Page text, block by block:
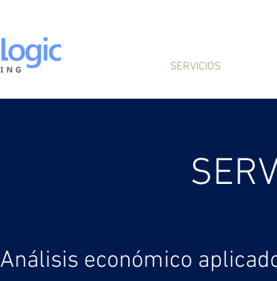
SERVICIOS
Análisis económico